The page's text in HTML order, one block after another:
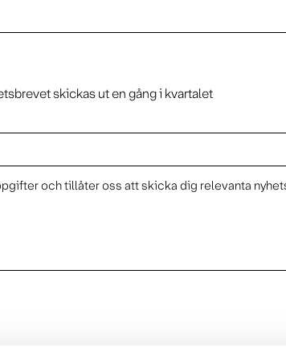
skickas ut en gång i kvartalet
och tillåter oss att skicka dig relevanta